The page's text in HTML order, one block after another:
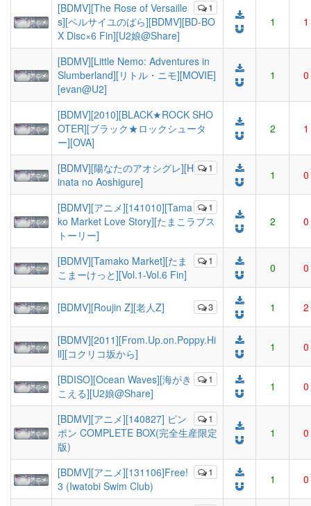
1
[BDMV][The Rose of Versaille
s][ベルサイユのばら][BDMV][BD-BO
X Disc×6 Fin][U2娘@Share]
1 1
[BDMV][Little Nemo: Adventures in
Slumberland][リトル・ニモ][MOVIE]
[evan@U2]
1 0
[BDMV][2010][BLACK★ROCK SHO
OTER][ブラック★ロックシュータ
ー][OVA]
2 1
1
[BDMV][陽なたのアオシグレ][H
inata no Aoshigure]
1 0
1
[BDMV][アニメ][141010][Tama
ko Market Love Story][たまこラブス
トーリー]
2 0
1
[BDMV][Tamako Market][たま
こまーけっと][Vol.1-Vol.6 Fin]
0 0
3
[BDMV][Roujin Z][老人Z] 1 2
[BDMV][2011][From.Up.on.Poppy.Hi
ll][コクリコ坂から]
1 0
1
[BDISO][Ocean Waves][海がき
こえる][U2娘@Share]
1 0
1
[BDMV][アニメ][140827] ピン
ポン COMPLETE BOX(完全生産限定
版)
1 0
1
[BDMV][アニメ][131106]Free!
3 (Iwatobi Swim Club)
1 0